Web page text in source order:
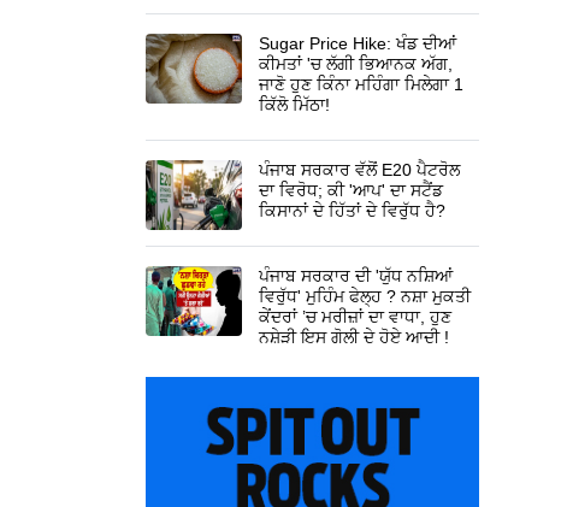
Sugar Price Hike: ਖੰਡ ਦੀਆਂ
ਕੀਮਤਾਂ 'ਚ ਲੱਗੀ ਭਿਆਨਕ ਅੱਗ,
ਜਾਣੋ ਹੁਣ ਕਿੰਨਾ ਮਹਿੰਗਾ ਮਿਲੇਗਾ 1
ਕਿੱਲੋ ਮਿੱਠਾ!
ਪੰਜਾਬ ਸਰਕਾਰ ਵੱਲੋਂ E20 ਪੈਟਰੋਲ
ਦਾ ਵਿਰੋਧ; ਕੀ 'ਆਪ' ਦਾ ਸਟੈਂਡ
ਕਿਸਾਨਾਂ ਦੇ ਹਿੱਤਾਂ ਦੇ ਵਿਰੁੱਧ ਹੈ?
ਪੰਜਾਬ ਸਰਕਾਰ ਦੀ 'ਯੁੱਧ ਨਸ਼ਿਆਂ
ਵਿਰੁੱਧ' ਮੁਹਿੰਮ ਫੇਲ੍ਹ ? ਨਸ਼ਾ ਮੁਕਤੀ
ਕੇਂਦਰਾਂ ’ਚ ਮਰੀਜ਼ਾਂ ਦਾ ਵਾਧਾ, ਹੁਣ
ਨਸ਼ੇੜੀ ਇਸ ਗੋਲੀ ਦੇ ਹੋਏ ਆਦੀ !